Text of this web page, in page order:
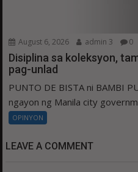
August 6, 2026 admin 3 0
Disiplina sa koleksyon,
pag-unlad
PUNTO DE BISTA ni BAMBI
ngayon ng Manila city
OPINYON
LEAVE A COMMENT